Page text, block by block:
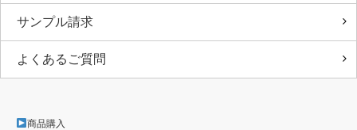
サンプル請求
よくあるご質問
商品購入